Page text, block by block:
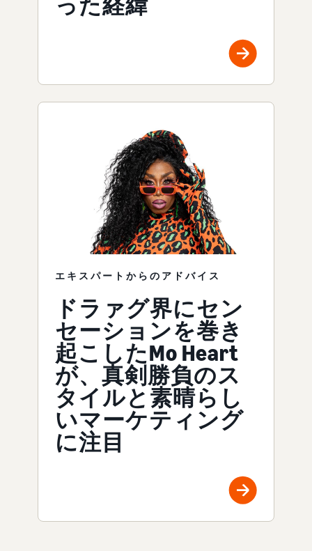
った経緯
エキスパートからのアドバイス
ドラァグ界にセン
セーションを巻き
起こしたMo Heart
が、真剣勝負のス
タイルと素晴らし
いマーケティング
に注目